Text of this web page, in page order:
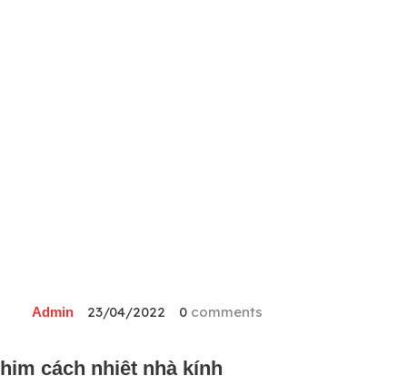
Admin 23/04/2022 0 comments
cách nhiệt nhà kính